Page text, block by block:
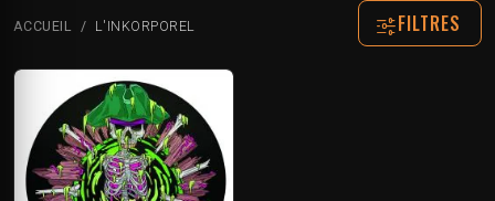
ACCUEIL L'INKORPOREL FILTRES